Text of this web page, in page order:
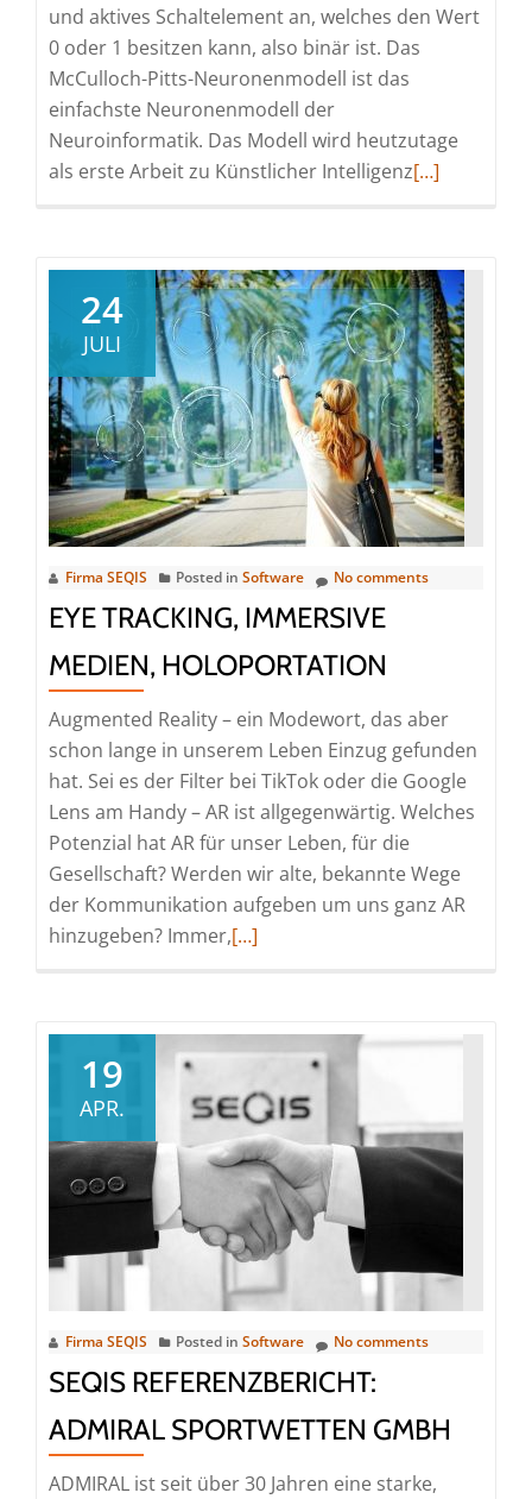
und aktives Schaltelement an, welches den Wert
0 oder 1 besitzen kann, also binär ist. Das
McCulloch-Pitts-Neuronenmodell ist das
einfachste Neuronenmodell der
Neuroinformatik. Das Modell wird heutzutage
als erste Arbeit zu Künstlicher IntelligenzRead
Geschichte
von
Artifical
Intelligence
[…]
24
JULI
Firma SEQIS Posted in Software No comments
EYE TRACKING, IMMERSIVE
MEDIEN, HOLOPORTATION
Augmented Reality – ein Modewort, das aber
schon lange in unserem Leben Einzug gefunden
hat. Sei es der Filter bei TikTok oder die Google
Lens am Handy – AR ist allgegenwärtig. Welches
Potenzial hat AR für unser Leben, für die
Gesellschaft? Werden wir alte, bekannte Wege
der Kommunikation aufgeben um uns ganz AR
hinzugeben? Immer,Read
Tracking,
immersive
Medien,
Holoportation
[…]
19
APR.
Firma SEQIS Posted in Software No comments
SEQIS REFERENZBERICHT:
ADMIRAL SPORTWETTEN GMBH
ADMIRAL ist seit über 30 Jahren eine starke,